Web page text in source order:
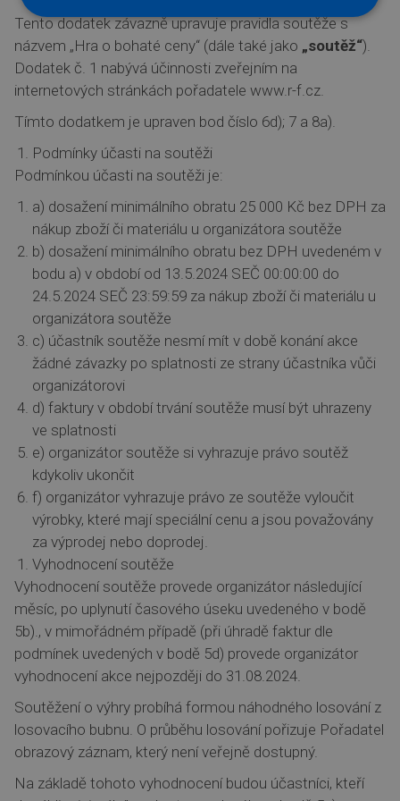
Tento dodatek závazně upravuje pravidla soutěže s
názvem „Hra o bohaté ceny“ (dále také jako „soutěž“).
Dodatek č. 1 nabývá účinnosti zveřejním na
internetových stránkách pořadatele www.r-f.cz.
Tímto dodatkem je upraven bod číslo 6d); 7 a 8a).
Podmínky účasti na soutěži
Podmínkou účasti na soutěži je:
a) dosažení minimálního obratu 25 000 Kč bez DPH za
nákup zboží či materiálu u organizátora soutěže
b) dosažení minimálního obratu bez DPH uvedeném v
bodu a) v období od 13.5.2024 SEČ 00:00:00 do
24.5.2024 SEČ 23:59:59 za nákup zboží či materiálu u
organizátora soutěže
c) účastník soutěže nesmí mít v době konání akce
žádné závazky po splatnosti ze strany účastníka vůči
organizátorovi
d) faktury v období trvání soutěže musí být uhrazeny
ve splatnosti
e) organizátor soutěže si vyhrazuje právo soutěž
kdykoliv ukončit
f) organizátor vyhrazuje právo ze soutěže vyloučit
výrobky, které mají speciální cenu a jsou považovány
za výprodej nebo doprodej.
Vyhodnocení soutěže
Vyhodnocení soutěže provede organizátor následující
měsíc, po uplynutí časového úseku uvedeného v bodě
5b)., v mimořádném případě (při úhradě faktur dle
podmínek uvedených v bodě 5d) provede organizátor
vyhodnocení akce nejpozději do 31.08.2024.
Soutěžení o výhry probíhá formou náhodného losování z
losovacího bubnu. O průběhu losování pořizuje Pořadatel
obrazový záznam, který není veřejně dostupný.
Na základě tohoto vyhodnocení budou účastníci, kteří